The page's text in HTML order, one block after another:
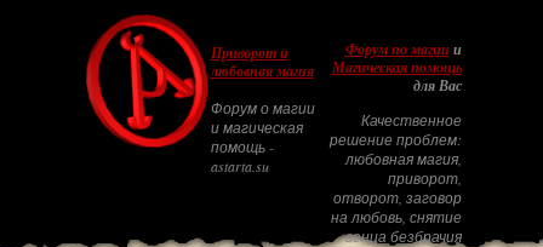
Приворот и
любовная магия
Форум о магии
и магическая
помощь -
astarta.su
Форум по магиии
Магическая помощь
для Вас
Качественное
решение проблем:
любовная магия,
приворот,
отворот, заговор
на любовь, снятие
венца безбрачия